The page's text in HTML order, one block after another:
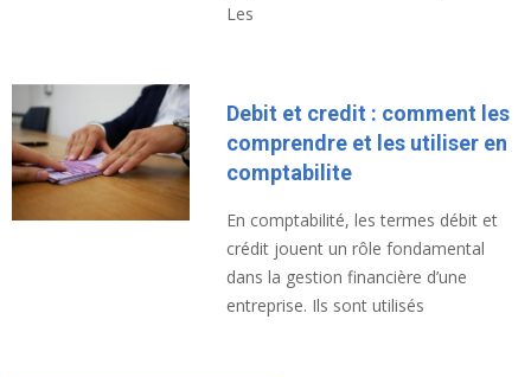
Les
Debit et credit : comment les
comprendre et les utiliser en
comptabilite
En comptabilité, les termes débit et
crédit jouent un rôle fondamental
dans la gestion financière d’une
entreprise. Ils sont utilisés